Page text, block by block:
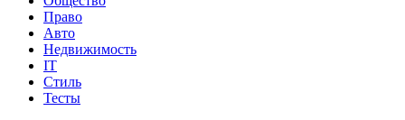
Право
Авто
Недвижимость
IT
Стиль
Тесты